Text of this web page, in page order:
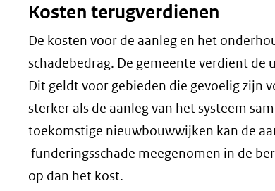
Kosten terugverdienen
De kosten voor de aanleg en het
schadebedrag. De gemeente verdient
Dit geldt voor gebieden die gevoelig zijn
sterker als de aanleg van het systeem
toekomstige nieuwbouwwijken kan de
funderingsschade meegenomen in de
op dan het kost.